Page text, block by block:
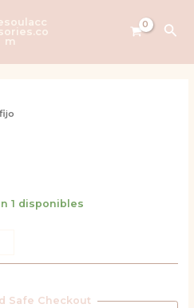
1 disponibles
Safe Checkout